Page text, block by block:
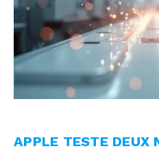
APPLE TESTE DEUX